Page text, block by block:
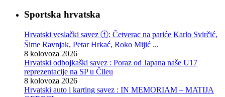
Sportska hrvatska
Hrvatski veslački savez ⓕ: Četverac na pariće Karlo Svirčić,
Šime Ravnjak, Petar Hrkać, Roko Mijić ...
8 kolovoza 2026
Hrvatski odbojkaški savez : Poraz od Japana naše U17
reprezentacije na SP u Čileu
8 kolovoza 2026
Hrvatski auto i karting savez : IN MEMORIAM – MATIJA